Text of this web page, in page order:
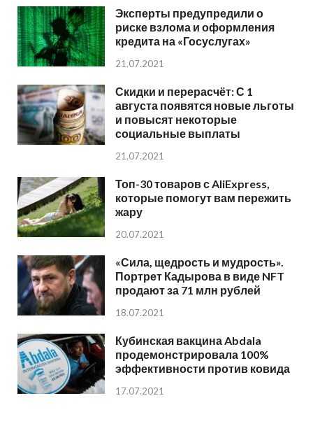
Эксперты предупредили о
риске взлома и оформления
кредита на «Госуслугах»
21.07.2021
Скидки и перерасчёт: С 1
августа появятся новые льготы
и повысят некоторые
социальные выплаты
21.07.2021
Топ-30 товаров с AliExpress,
которые помогут вам пережить
жару
20.07.2021
«Сила, щедрость и мудрость».
Портрет Кадырова в виде NFT
продают за 71 млн рублей
18.07.2021
Кубинская вакцина Abdala
продемонстрировала 100%
эффективности против ковида
17.07.2021